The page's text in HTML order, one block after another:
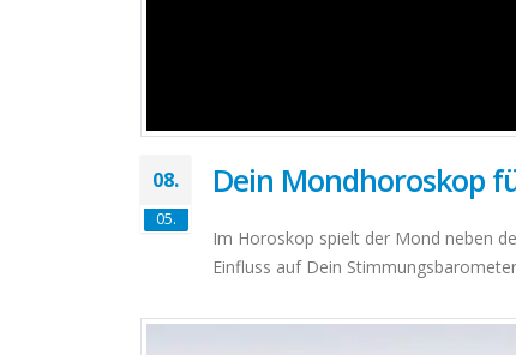
08.
05.
Dein Mondhoroskop
Im Horoskop spielt der Mond neben
Einfluss auf Dein